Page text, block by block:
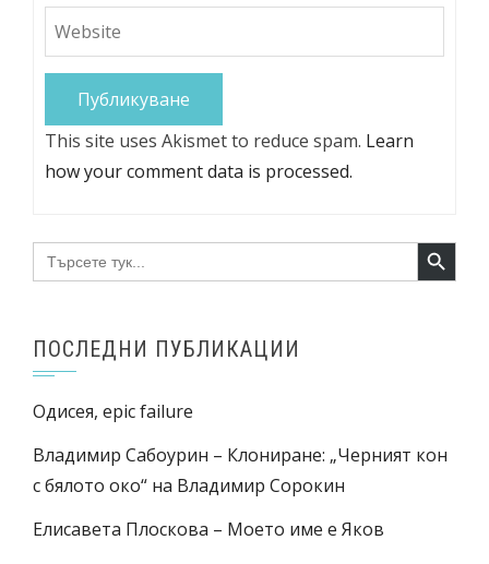
This site uses Akismet to reduce spam. Learn
how your comment data is processed.
Search
for:
Search Button
ПОСЛЕДНИ ПУБЛИКАЦИИ
Одисея, epic failure
Владимир Сабоурин – Клониране: „Черният кон
с бялото око“ на Владимир Сорокин
Елисавета Плоскова – Моето име е Яков